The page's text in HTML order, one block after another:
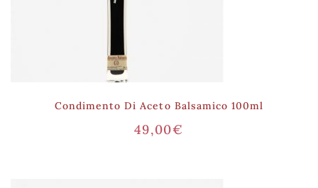
Condimento Di Aceto Balsamico 100ml
49,00€